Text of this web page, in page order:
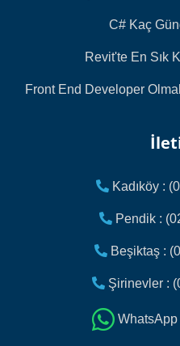
C# Kaç
Revit'te En Sık
Front End Developer
Kadıköy :
Pendik :
Beşiktaş :
Şirinevler :
WhatsApp